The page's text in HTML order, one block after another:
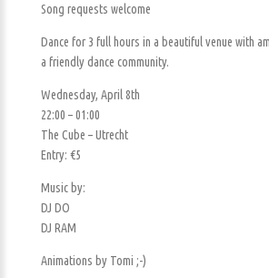
Song requests welcome
Dance for 3 full hours in a beautiful venue with
a friendly dance community.
Wednesday, April 8th
22:00 – 01:00
The Cube – Utrecht
Entry: €5
Music by:
DJ DO
DJ RAM
Animations by Tomi ;-)